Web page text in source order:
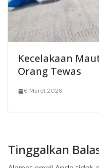
Kecelakaan
Orang Tewas
6 Maret 2026
Tinggalkan